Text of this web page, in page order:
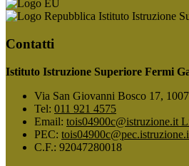
Istituto Istruzione
Contatti
Istituto Istruzione Superiore Fermi
Via San Giovanni Bosco 17,
Tel: 011 921 4575
Email: tois04900c@istruzione.it
PEC:
C.F.: 92047280018